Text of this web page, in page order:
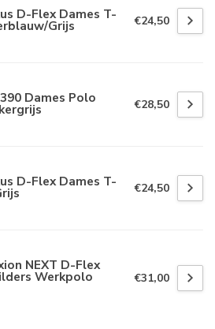
D-Flex Dames T-
Grijs €24,50
Dames Polo €28,50
D-Flex Dames T- €24,50
NEXT D-Flex
Werkpolo €31,00